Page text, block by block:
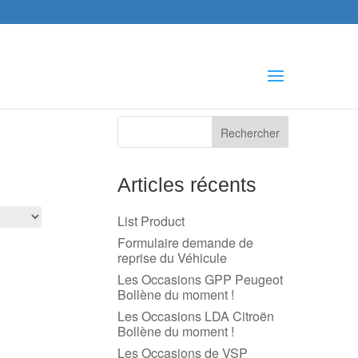
Articles récents
List Product
Formulaire demande de
reprise du Véhicule
Les Occasions GPP Peugeot
Bollène du moment !
Les Occasions LDA Citroën
Bollène du moment !
Les Occasions de VSP